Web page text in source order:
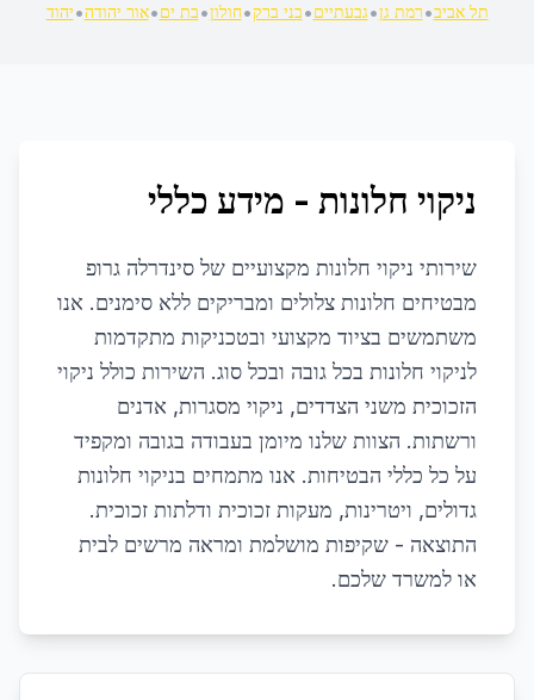
תל אביב•רמת גן•גבעתיים•בני ברק•חולון•בת ים•אור יהודה•יהוד
ניקוי חלונות - מידע כללי
שירותי ניקוי חלונות מקצועיים של סינדרלה גרופ
מבטיחים חלונות צלולים ומבריקים ללא סימנים. אנו
משתמשים בציוד מקצועי ובטכניקות מתקדמות
לניקוי חלונות בכל גובה ובכל סוג. השירות כולל ניקוי
הזכוכית משני הצדדים, ניקוי מסגרות, אדנים
ורשתות. הצוות שלנו מיומן בעבודה בגובה ומקפיד
על כל כללי הבטיחות. אנו מתמחים בניקוי חלונות
גדולים, ויטרינות, מעקות זכוכית ודלתות זכוכית.
התוצאה - שקיפות מושלמת ומראה מרשים לבית
או למשרד שלכם.